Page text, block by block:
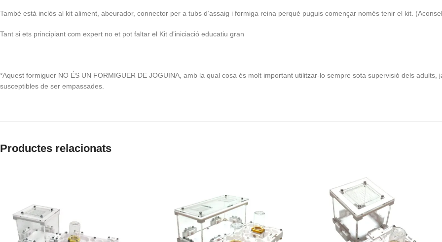
També està inclòs al kit aliment, abeurador, connector per a tubs d’assaig i formiga reina perquè puguis començar només tenir el kit.
Tant si ets principiant com expert no et pot faltar el Kit d’iniciació educatiu gran
*Aquest formiguer NO ÉS UN FORMIGUER DE JOGUINA, amb la qual cosa és molt important utilitzar-lo sempre sota supervisió dels
susceptibles de ser empassades.
Productes relacionats